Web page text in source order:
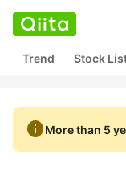
Trend Stock
infoMore than 5